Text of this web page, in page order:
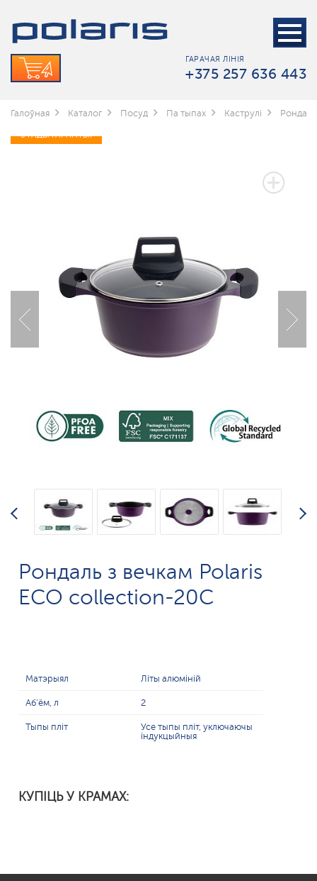
ГАРАЧАЯ ЛІНІЯ
+375 257 636 443
Галоўная Каталог Посуд Па тыпах Каструлі
3 ГАДЫ ГАРАНТЫІ
Рондаль з вечкам Polaris
ECO collection-20C
Матэрыял Літы алюміній
Аб'ём, л 2
Тыпы пліт
Усе тыпы пліт, уключаючы
індукцыйныя
КУПІЦЬ У КРАМАХ: